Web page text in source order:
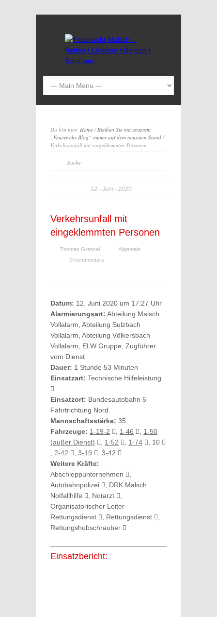
Du bist hier: Home/Bleiben Sie mit unserem
„Feuerwehr Blog“ immer auf dem neuesten Stand/
Verkehrsunfall mit eingeklemmten Personen
12 Juni 2020
Verkehrsunfall mit
eingeklemmten Personen
Thomas Gressel
Allgemein
0 Kommentare
Datum: 12. Juni 2020 um 17:27 Uhr
Alarmierungsart: Abteilung Malsch
Vollalarm, Abteilung Sulzbach
Vollalarm, Abteilung Völkersbach
Vollalarm, ELW Gruppe, Zugführer
vom Dienst
Dauer: 1 Stunde 53 Minuten
Einsatzart: Technische Hilfeleistung
Einsatzort: Bundesautobahn 5
Fahrtrichtung Nord
Mannschaftsstärke: 35
Fahrzeuge: 1-19-2 1-46
1-50
(außer Dienst)
1-52 1-74
, 10
2-42 3-19
3-42
Weitere Kräfte:
Abschleppunternehmen
Autobahnpolizei
, DRK Malsch
Notfallhilfe
, Notarzt
Organisatorischer Leiter
Rettungsdienst
, Rettungsdienst
Rettungshubschrauber
Einsatzbericht: